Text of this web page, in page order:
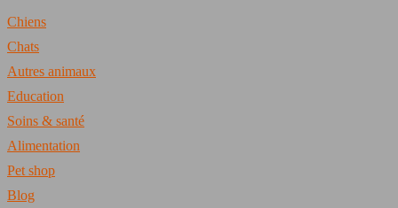
Chiens
Chats
Autres animaux
Education
Soins & santé
Alimentation
Pet shop
Blog